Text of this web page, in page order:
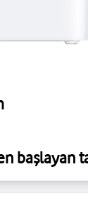
başlayan